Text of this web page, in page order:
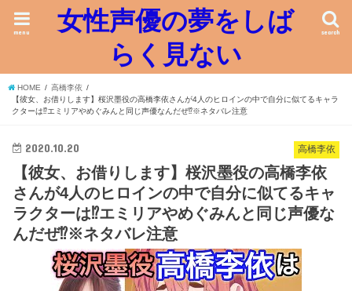
女性声優の夢をしば
らく見ない
search
menu
HOME
高橋李依
【彼女、お借りします】桜沢墨役の高橋李依さんが4人のヒロインの中で自分に似てるキャラ
クターは⁉︎エミリアやめぐみんと同じ声優なんだぜ⁉︎※ネタバレ注意
高橋李依
2020.10.20
【彼女、お借りします】桜沢墨役の高橋李依
さんが4人のヒロインの中で自分に似てるキャ
ラクターは⁉︎エミリアやめぐみんと同じ声優な
んだぜ⁉︎※ネタバレ注意